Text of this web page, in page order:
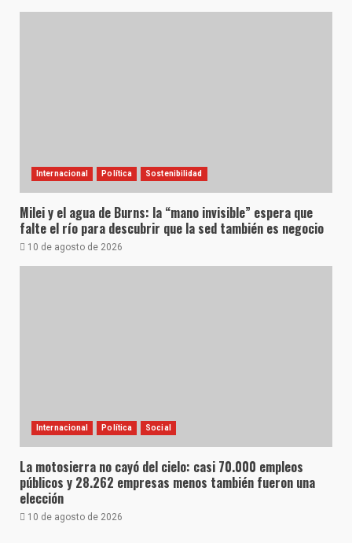
Internacional Política Sostenibilidad
Milei y el agua de Burns: la “mano invisible” espera que
falte el río para descubrir que la sed también es negocio
10 de agosto de 2026
Internacional Política Social
La motosierra no cayó del cielo: casi 70.000 empleos
públicos y 28.262 empresas menos también fueron una
elección
10 de agosto de 2026